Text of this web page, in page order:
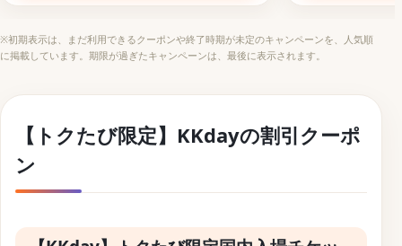
パッケージツアーとホテル予約サイトに使えるお得な旅
行クーポンコード
※初期表示は、まだ利用できるクーポンや終了時期が未定のキャンペーンを、人気順
に掲載しています。期限が過ぎたキャンペーンは、最後に表示されます。
【トクたび限定】KKdayの割引クーポ
ン